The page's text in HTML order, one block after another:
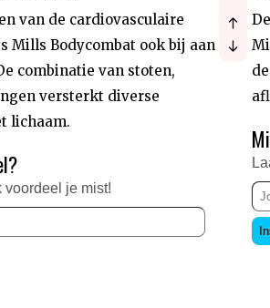
van de cardiovasculaire
Mills Bodycombat ook bij aan
combinatie van stoten,
versterkt diverse
lichaam.
voordeel je mist!